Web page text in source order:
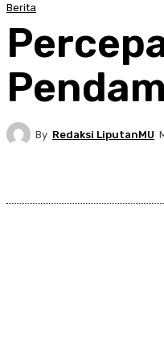
Berita
By Redaksi LiputanMU